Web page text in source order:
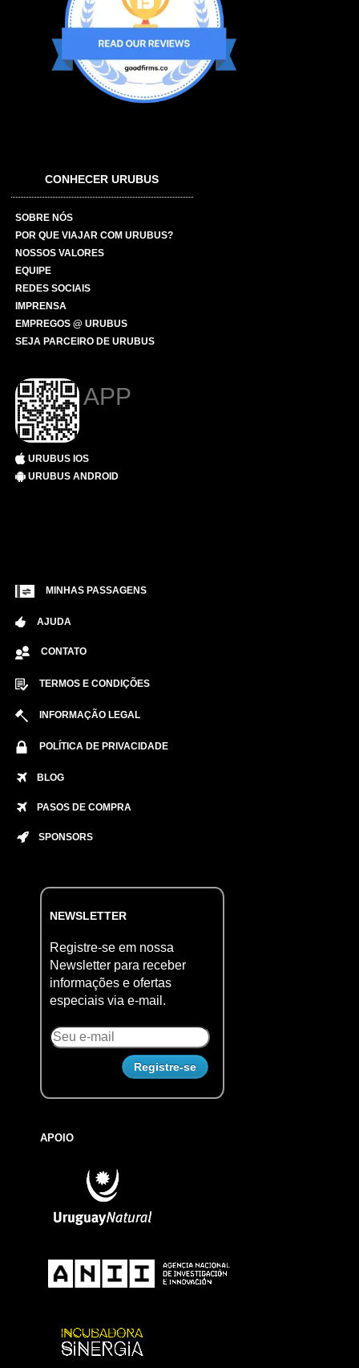
CONHECER URUBUS
SOBRE NÓS
POR QUE VIAJAR COM URUBUS?
NOSSOS VALORES
EQUIPE
REDES SOCIAIS
IMPRENSA
EMPREGOS @ URUBUS
SEJA PARCEIRO DE URUBUS
APP
URUBUS IOS
URUBUS ANDROID
MINHAS PASSAGENS
AJUDA
CONTATO
TERMOS E CONDIÇÕES
INFORMAÇÃO LEGAL
POLÍTICA DE PRIVACIDADE
BLOG
PASOS DE COMPRA
SPONSORS
NEWSLETTER
Registre-se em nossa
Newsletter para receber
informações e ofertas
especiais via e-mail.
APOIO